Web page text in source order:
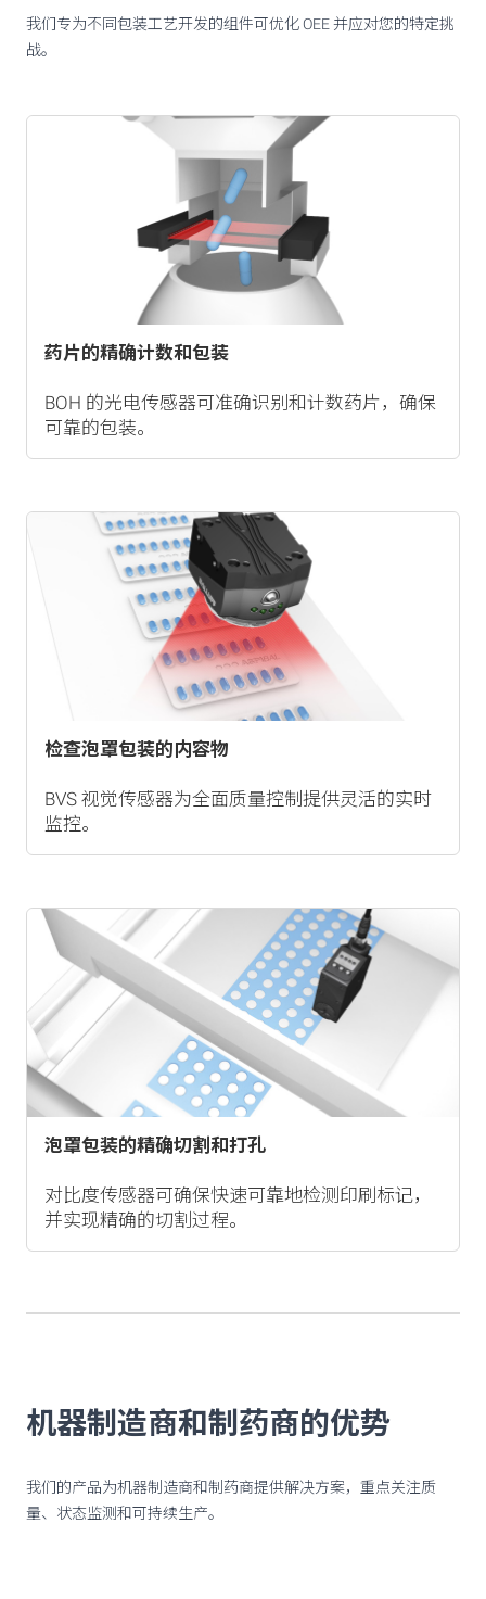
我们专为不同包装工艺开发的组件可优化 OEE 并应对您的特定挑
战。
药片的精确计数和包装
BOH 的光电传感器可准确识别和计数药片，确保
可靠的包装。
检查泡罩包装的内容物
BVS 视觉传感器为全面质量控制提供灵活的实时
监控。
泡罩包装的精确切割和打孔
对比度传感器可确保快速可靠地检测印刷标记，
并实现精确的切割过程。
机器制造商和制药商的优势
我们的产品为机器制造商和制药商提供解决方案，重点关注质
量、状态监测和可持续生产。